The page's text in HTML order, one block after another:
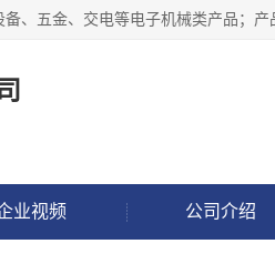
业视频 公司介绍